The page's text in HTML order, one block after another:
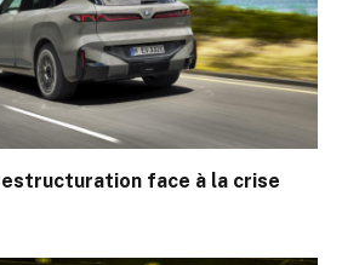
face à la crise